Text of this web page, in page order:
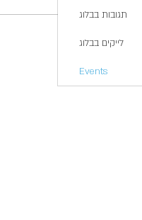
תגובות בבלוג
לייקים בבלוג
Events